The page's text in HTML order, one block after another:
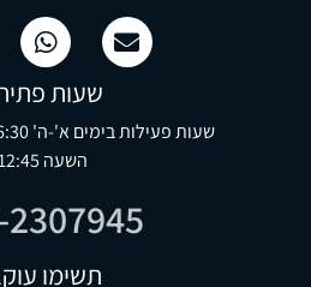
שעות
השעה 12:45
תשימו